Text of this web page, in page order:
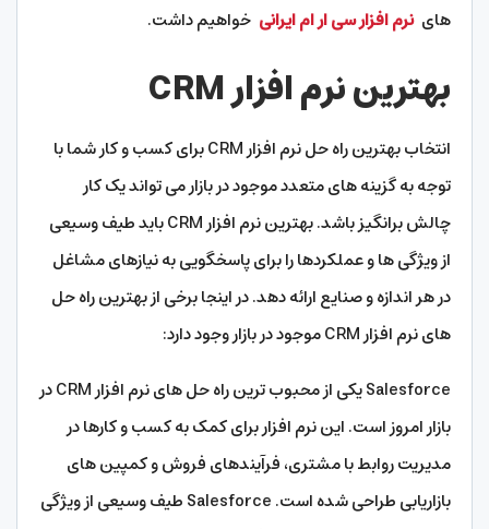
های نرم افزار سی ار ام ایرانی خواهیم داشت.
بهترین نرم افزار CRM
انتخاب بهترین راه حل نرم افزار CRM برای کسب و کار شما با
توجه به گزینه های متعدد موجود در بازار می تواند یک کار
چالش برانگیز باشد. بهترین نرم افزار CRM باید طیف وسیعی
از ویژگی ها و عملکردها را برای پاسخگویی به نیازهای مشاغل
در هر اندازه و صنایع ارائه دهد. در اینجا برخی از بهترین راه حل
های نرم افزار CRM موجود در بازار وجود دارد:
Salesforce یکی از محبوب ترین راه حل های نرم افزار CRM در
بازار امروز است. این نرم افزار برای کمک به کسب و کارها در
مدیریت روابط با مشتری، فرآیندهای فروش و کمپین های
بازاریابی طراحی شده است. Salesforce طیف وسیعی از ویژگی